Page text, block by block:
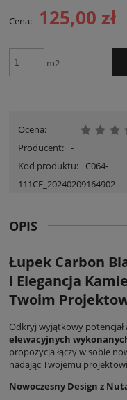
Cena: 125,00 zł
m2
Ocena:
Producent: -
Kod produktu:
C064-
111CF_20240209164902
OPIS
Łupek Carbon
i Elegancja
Twoim
Odkryj wyjątkowy potencjał
elewacyjnych
propozycja łączy w sobie
nadając Twojemu
Nowoczesny Design z